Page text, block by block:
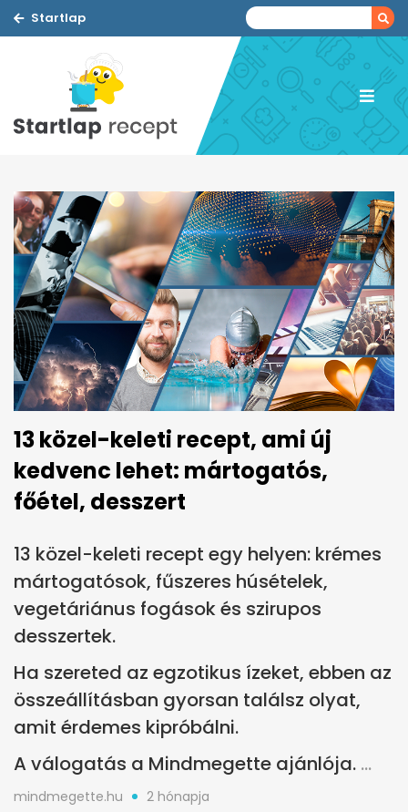
Startlap
13 közel-keleti recept, ami új
kedvenc lehet: mártogatós,
főétel, desszert
13 közel-keleti recept egy helyen: krémes
mártogatósok, fűszeres húsételek,
vegetáriánus fogások és szirupos
desszertek.
Ha szereted az egzotikus ízeket, ebben az
összeállításban gyorsan találsz olyat,
amit érdemes kipróbálni.
A válogatás a Mindmegette ajánlója.
mindmegette.hu 2 hónapja